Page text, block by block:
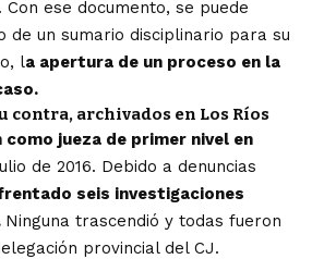
ese documento, se puede
de un sumario disciplinario para su
la apertura de un proceso en la
contra, archivados en Los Ríos
como jueza de primer nivel en
de 2016. Debido a denuncias
seis investigaciones
Ninguna trascendió y todas fueron
provincial del CJ.